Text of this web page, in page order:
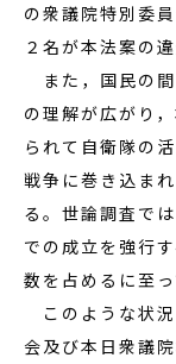
の衆議院特別委
２名が本法案の
また，国民の
の理解が広がり
られて自衛隊の
戦争に巻き込ま
る。世論調査で
での成立を強行
数を占めるに至っ
このような状
会及び本日衆議